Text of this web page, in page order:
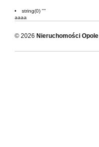
string(0) ""
aaaa
© 2026 Nieruchomości Opole